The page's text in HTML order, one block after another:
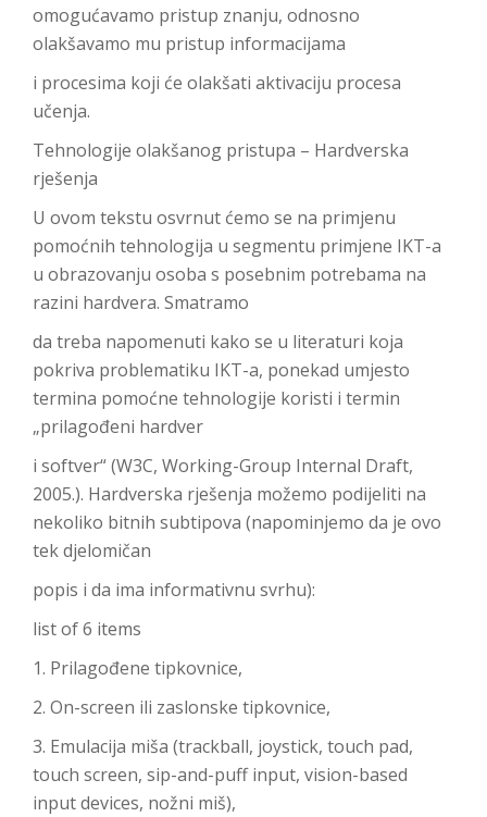
omogućavamo pristup znanju, odnosno
olakšavamo mu pristup informacijama
i procesima koji će olakšati aktivaciju procesa
učenja.
Tehnologije olakšanog pristupa – Hardverska
rješenja
U ovom tekstu osvrnut ćemo se na primjenu
pomoćnih tehnologija u segmentu primjene IKT-a
u obrazovanju osoba s posebnim potrebama na
razini hardvera. Smatramo
da treba napomenuti kako se u literaturi koja
pokriva problematiku IKT-a, ponekad umjesto
termina pomoćne tehnologije koristi i termin
„prilagođeni hardver
i softver“ (W3C, Working-Group Internal Draft,
2005.). Hardverska rješenja možemo podijeliti na
nekoliko bitnih subtipova (napominjemo da je ovo
tek djelomičan
popis i da ima informativnu svrhu):
list of 6 items
1. Prilagođene tipkovnice,
2. On-screen ili zaslonske tipkovnice,
3. Emulacija miša (trackball, joystick, touch pad,
touch screen, sip-and-puff input, vision-based
input devices, nožni miš),